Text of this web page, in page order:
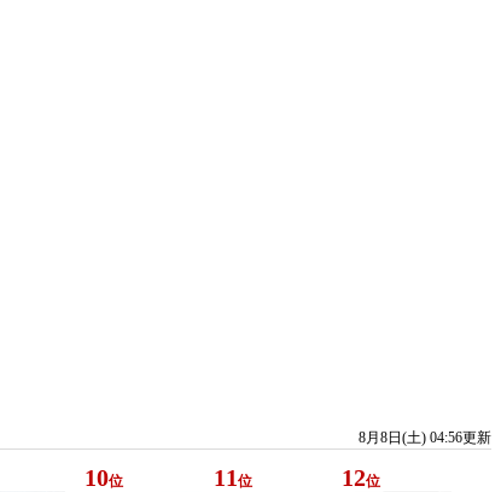
8月8日(土) 04:56更新
10位 11 位 12位